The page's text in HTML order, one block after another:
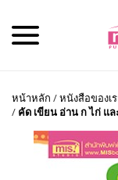
หน้าหลัก /หนังสือของเ
/ คัด เขียน อ่าน ก ไก่ แ